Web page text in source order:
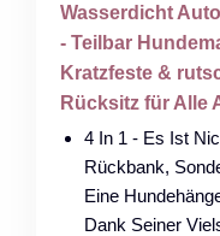
Wasserdicht
- Teilbar
Kratzfeste &
Rücksitz für Alle
4 In 1 - Es Ist
Rückbank,
Eine
Dank Seiner